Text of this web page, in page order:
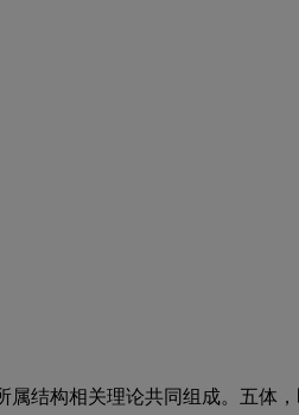
结构相关理论共同组成。五体